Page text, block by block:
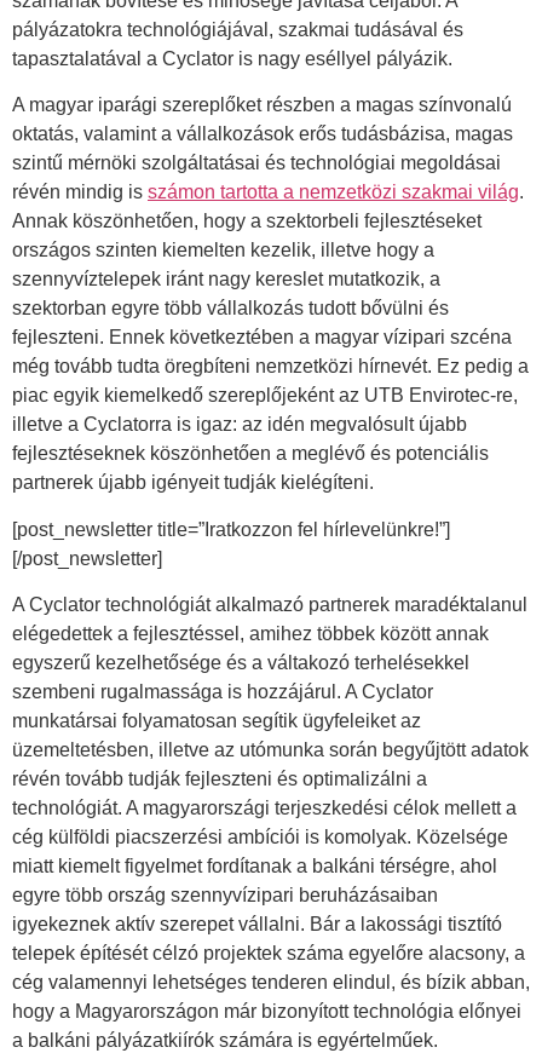
pályázatokra technológiájával, szakmai tudásával és
tapasztalatával a Cyclator is nagy eséllyel pályázik.
A magyar iparági szereplőket részben a magas színvonalú
oktatás, valamint a vállalkozások erős tudásbázisa, magas
szintű mérnöki szolgáltatásai és technológiai megoldásai
révén mindig is számon tartotta a nemzetközi szakmai világ.
Annak köszönhetően, hogy a szektorbeli fejlesztéseket
országos szinten kiemelten kezelik, illetve hogy a
szennyvíztelepek iránt nagy kereslet mutatkozik, a
szektorban egyre több vállalkozás tudott bővülni és
fejleszteni. Ennek következtében a magyar vízipari szcéna
még tovább tudta öregbíteni nemzetközi hírnevét. Ez pedig a
piac egyik kiemelkedő szereplőjeként az UTB Envirotec-re,
illetve a Cyclatorra is igaz: az idén megvalósult újabb
fejlesztéseknek köszönhetően a meglévő és potenciális
partnerek újabb igényeit tudják kielégíteni.
[post_newsletter title=”Iratkozzon fel hírlevelünkre!”]
[/post_newsletter]
A Cyclator technológiát alkalmazó partnerek maradéktalanul
elégedettek a fejlesztéssel, amihez többek között annak
egyszerű kezelhetősége és a váltakozó terhelésekkel
szembeni rugalmassága is hozzájárul. A Cyclator
munkatársai folyamatosan segítik ügyfeleiket az
üzemeltetésben, illetve az utómunka során begyűjtött adatok
révén tovább tudják fejleszteni és optimalizálni a
technológiát. A magyarországi terjeszkedési célok mellett a
cég külföldi piacszerzési ambíciói is komolyak. Közelsége
miatt kiemelt figyelmet fordítanak a balkáni térségre, ahol
egyre több ország szennyvízipari beruházásaiban
igyekeznek aktív szerepet vállalni. Bár a lakossági tisztító
telepek építését célzó projektek száma egyelőre alacsony, a
cég valamennyi lehetséges tenderen elindul, és bízik abban,
hogy a Magyarországon már bizonyított technológia előnyei
a balkáni pályázatkiírók számára is egyértelműek.